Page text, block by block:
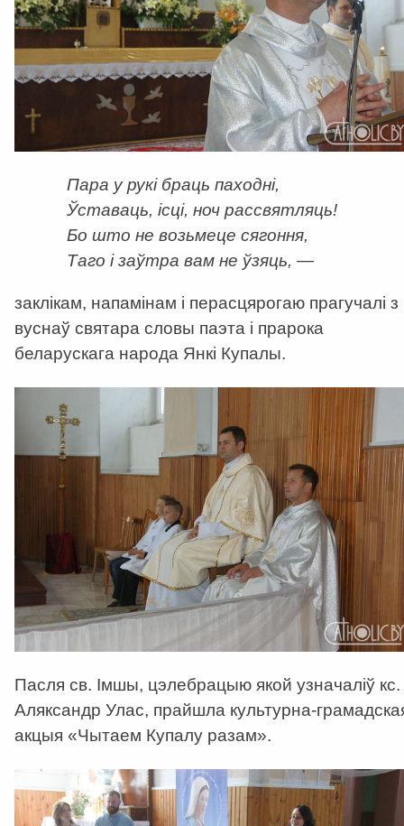
Пара у рукі браць паходні,
Ўставаць, ісці, ноч рассвятляць!
Бо што не возьмеце сягоння,
Таго і заўтра вам не ўзяць, —
заклікам, напамінам і перасцярогаю прагучалі з
вуснаў святара словы паэта і прарока
беларускага народа Янкі Купалы.
Пасля св. Імшы, цэлебрацыю якой узначаліў кс.
Аляксандр Улас, прайшла культурна-
акцыя «Чытаем Купалу разам».